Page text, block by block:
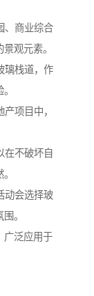
、商业综合
观元素。
璃栈道，作
项目中，
不破坏自
动会选择玻
。
广泛应用于